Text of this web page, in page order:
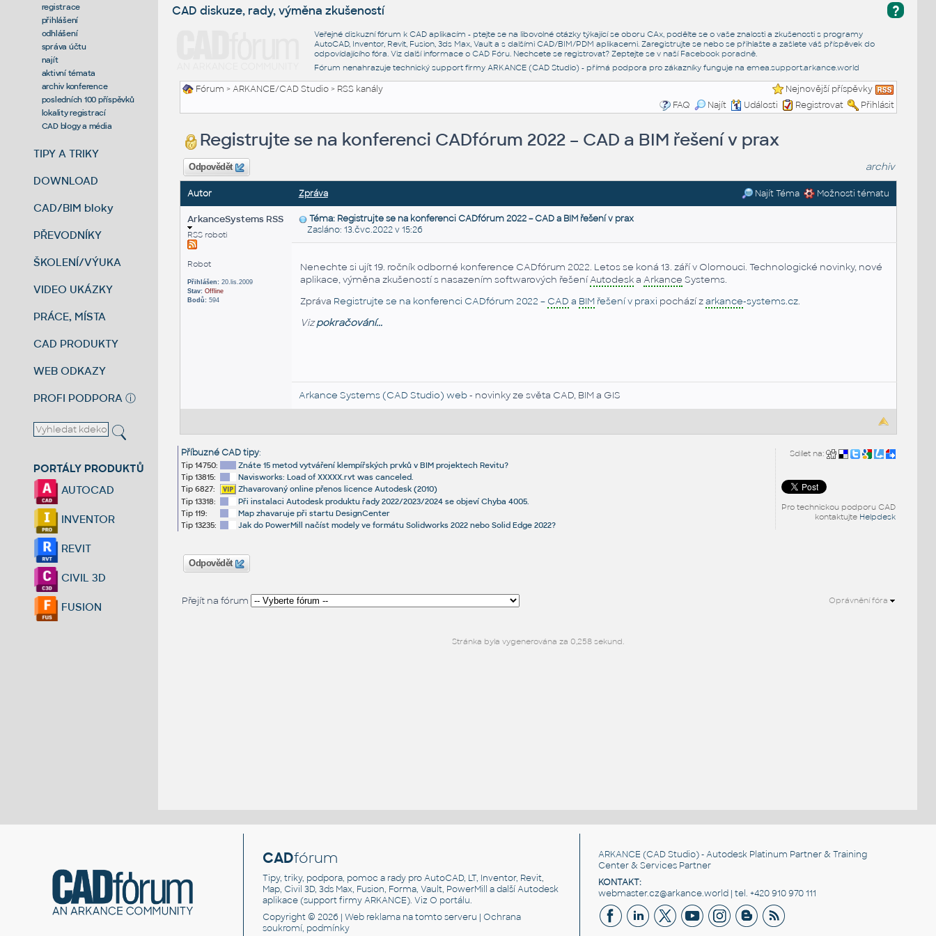
registrace
přihlášení
odhlášení
správa účtu
najít
aktivní témata
archiv konference
posledních 100 příspěvků
lokality registrací
CAD blogy a média
TIPY A TRIKY
DOWNLOAD
CAD/BIM bloky
PŘEVODNÍKY
ŠKOLENÍ/VÝUKA
VIDEO UKÁZKY
PRÁCE, MÍSTA
CAD PRODUKTY
WEB ODKAZY
PROFI PODPORA ⓘ
PORTÁLY PRODUKTŮ
AUTOCAD
INVENTOR
REVIT
CIVIL 3D
FUSION
?
CAD diskuze, rady, výměna zkušeností
Veřejné diskuzní fórum k CAD aplikacím - ptejte se na libovolné otázky týkající se oboru CAx, podělte se o vaše znalosti a zkušenosti s programy
AutoCAD, Inventor, Revit, Fusion, 3ds Max, Vault a s dalšími CAD/BIM/PDM aplikacemi. Zaregistrujte se nebo se přihlašte a zašlete váš příspěvek do
odpovídajícího fóra. Viz další informace o CAD Fóru. Nechcete se registrovat? Zeptejte se v naší Facebook poradně.
Fórum nenahrazuje technický support firmy ARKANCE (CAD Studio) - přímá podpora pro zákazníky funguje na emea.support.arkance.world
Fórum >ARKANCE/CAD Studio> RSS kanály
Nejnovější příspěvky
FAQ
Najít Události Registrovat Přihlásit
Registrujte se na konferenci CADfórum 2022 – CAD a BIM řešení v prax
Odpovědět archiv
Autor Zpráva Najít Téma Možnosti tématu
ArkanceSystems RSS
RSS roboti
Robot
Přihlášen:20.lis.2009
Stav: Offline
Bodů:594
Téma: Registrujte se na konferenci CADfórum 2022 – CAD a BIM řešení v prax
Zasláno: 13.čvc.2022 v 15:26
Nenechte si ujít 19. ročník odborné konference CADfórum 2022. Letos se koná 13. září v Olomouci. Technologické novinky, nové
aplikace, výměna zkušeností s nasazením softwarových řešeníAutodeska Arkance Systems.
Zpráva Registrujte se na konferenci CADfórum 2022 – CAD a BIMřešení v praxi pochází zarkance-systems.cz.
Vizpokračování...
Arkance Systems (CAD Studio) web- novinky ze světa CAD, BIM a GIS
Sdílet na:
Pro technickou podporu CAD
kontaktujte Helpdesk
Příbuzné CAD tipy:
Tip 14750:
Znáte 15 metod vytváření klempířských prvků v BIM projektech Revitu?
Tip 13815:
Navisworks: Load of XXXXX.rvt was canceled.
Tip 6827:
Zhavarovaný online přenos licence Autodesk (2010)
Tip 13318:
Při instalaci Autodesk produktu řady 2022/2023/2024 se objeví Chyba 4005.
Tip 119:
Map zhavaruje při startu DesignCenter
Tip 13235:
Jak do PowerMill načíst modely ve formátu Solidworks 2022 nebo Solid Edge 2022?
Odpovědět
Přejít na fórum Oprávnění fóra
Stránka byla vygenerována za 0,258 sekund.
CADfórum
Tipy, triky, podpora, pomoc a rady pro AutoCAD, LT, Inventor, Revit,
Map, Civil 3D, 3ds Max, Fusion, Forma, Vault, PowerMill a další Autodesk
aplikace (support firmy ARKANCE). VizO portálu.
Copyright © 2026 |Web reklama na tomto serveru |Ochrana
soukromí, podmínky
ARKANCE (CAD Studio) - Autodesk Platinum Partner & Training
Center & Services Partner
KONTAKT:
webmaster.cz@arkance.world | tel. +420 910 970 111